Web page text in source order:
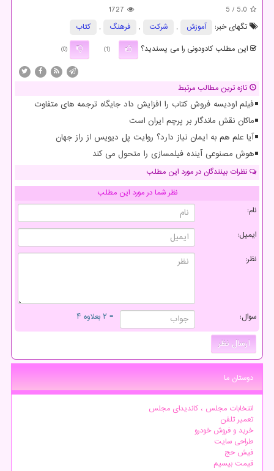
5.0
/ 5
1727
تگهای خبر:
آموزش , شركت , فرهنگ ,
كتاب
این مطلب کادودونی را می پسندید؟
(1)
(0)
تازه ترین مطالب مرتبط
فیلم اودیسه فروش کتاب را افزایش داد جایگاه ترجمه های متفاوت
ماکان نقش ماندگار بر پرچم ایران است
آیا علم هم به ایمان نیاز دارد؟ روایت پل دیویس از راز جهان
هوش مصنوعی آینده فیلمسازی را متحول می کند
نظرات بینندگان در مورد این مطلب
نظر شما در مورد این مطلب
نام:
ایمیل:
نظر:
سوال: = ۲ بعلاوه ۴
دوستان ما
انتخابات مجلس ، کاندیدای مجلس
تعمیر تلفن
خرید و فروش خودرو
طراحی سایت
فیش حج
قیمت بیسیم